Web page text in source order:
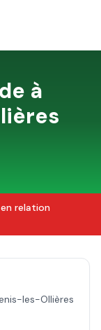
à
relation
les-Ollières